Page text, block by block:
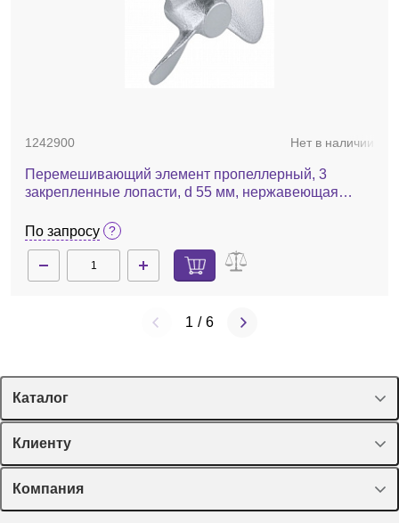
1242900 Нет в наличии
Перемешивающий элемент пропеллерный, 3
закрепленные лопасти, d 55 мм, нержавеющая
По запросу
1 / 6
Каталог
Спецпредложения
Оборудование, приборы
Пластик, стекло, принадлежности
Химические реактивы, препараты, наборы
Клиенту
Лекторий Диаэм
Доставка и оплата
Компания